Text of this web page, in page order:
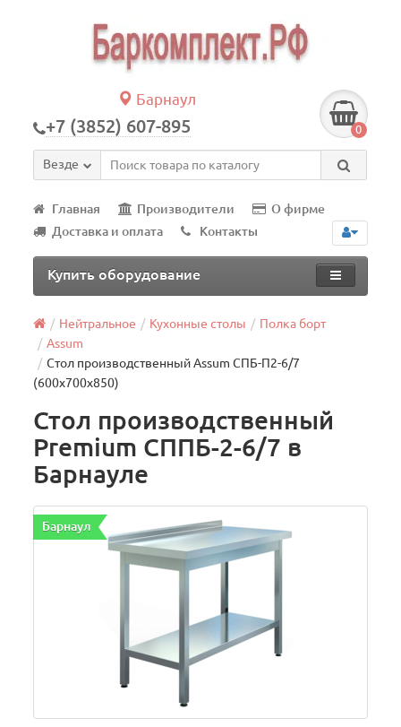
Барнаул
+7 (3852) 607-895 0
Везде
Главная Производители
О фирме
Доставка и оплата
Контакты
Купить оборудование
Нейтральное Кухонные столы
Полка борт
Assum
Стол производственный Assum СПБ-П2-6/7
(600х700х850)
Стол производственный
Premium СППБ-2-6/7 в
Барнауле
Барнаул